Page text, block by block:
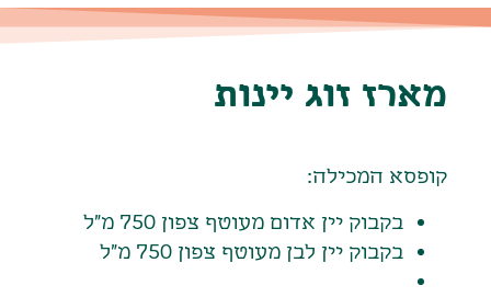
מארז זוג יינות
קופסא המכילה:
בקבוק יין אדום מעוטף צפון 750 מ"ל
בקבוק יין לבן מעוטף צפון 750 מ"ל